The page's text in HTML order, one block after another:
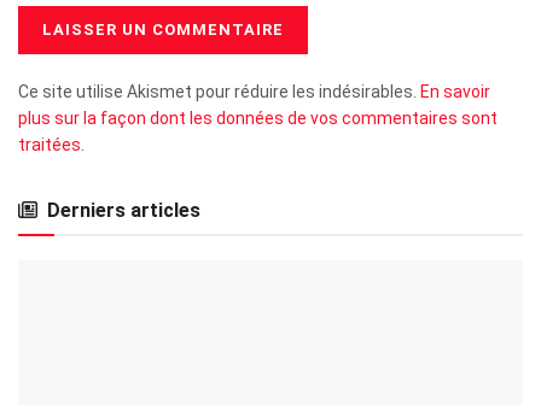
Ce site utilise Akismet pour réduire les indésirables. En savoir
plus sur la façon dont les données de vos commentaires sont
traitées.
Derniers articles